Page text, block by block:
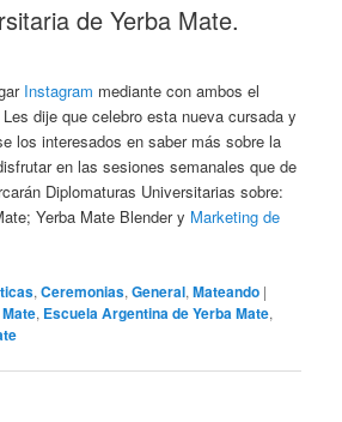
de Yerba Mate.
Instagram mediante con ambos el
dije que celebro esta nueva cursada y
los interesados en saber más sobre la
en las sesiones semanales que de
Diplomaturas Universitarias sobre:
Yerba Mate Blender y Marketing de
,Ceremonias,General,Mateando |
, Escuela Argentina de Yerba Mate,